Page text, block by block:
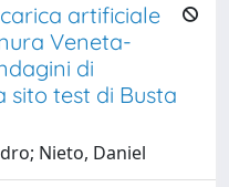
artificiale
Veneta-
di
test di Busta
Nieto, Daniel